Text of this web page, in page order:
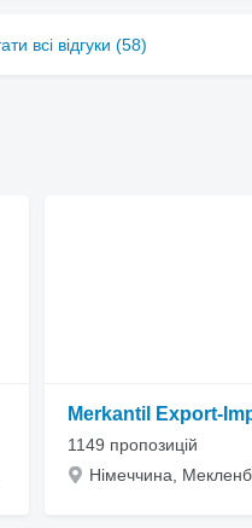
всі відгуки (58)
Merkantil Export-
1149 пропозицій